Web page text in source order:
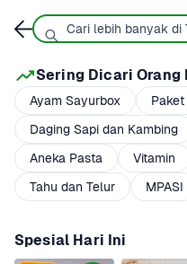
Sering Dicari Orang
Ayam Sayurbox
Daging Sapi dan Kambing
Aneka Pasta
Vitamin
Tahu dan Telur
MPASI
Spesial Hari Ini